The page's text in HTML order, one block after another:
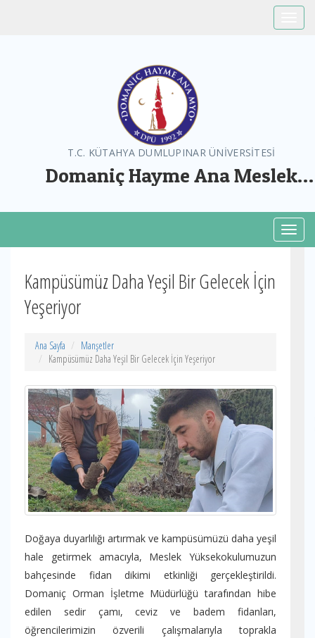
T.C. KÜTAHYA DUMLUPINAR ÜNİVERSİTESİ
Domaniç Hayme Ana Meslek
Kampüsümüz Daha Yeşil Bir Gelecek İçin
Yeşeriyor
Ana Sayfa
Manşetler
Kampüsümüz Daha Yeşil Bir Gelecek İçin Yeşeriyor
Doğaya duyarlılığı artırmak ve kampüsümüzü daha yeşil
hale getirmek amacıyla, Meslek Yüksekokulumuzun
bahçesinde fidan dikimi etkinliği gerçekleştirildi.
Domaniç Orman İşletme Müdürlüğü tarafından hibe
edilen sedir çamı, ceviz ve badem fidanları,
öğrencilerimizin özverili çalışmalarıyla toprakla